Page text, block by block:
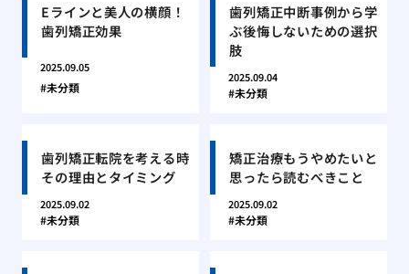
Eラインと美人の横顔！
歯列矯正効果
2025.09.05
未分類
歯列矯正中断事例から学
ぶ後悔しないための選択
肢
2025.09.04
未分類
歯列矯正転院を考える時
その理由とタイミング
2025.09.02
未分類
矯正治療もうやめたいと
思ったら読むべきこと
2025.09.02
未分類